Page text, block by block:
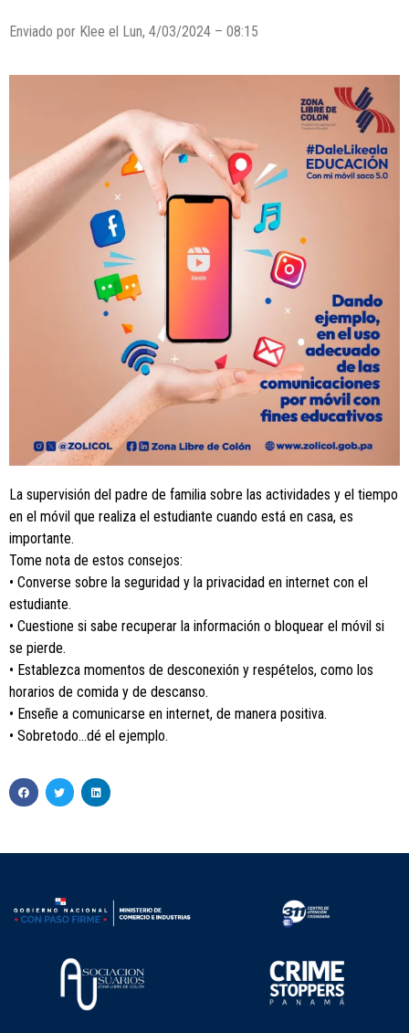
Enviado por Klee el Lun, 4/03/2024 – 08:15
La supervisión del padre de familia sobre las actividades y el tiempo
en el móvil que realiza el estudiante cuando está en casa, es
importante.
Tome nota de estos consejos:
• Converse sobre la seguridad y la privacidad en internet con el
estudiante.
• Cuestione si sabe recuperar la información o bloquear el móvil si
se pierde.
• Establezca momentos de desconexión y respételos, como los
horarios de comida y de descanso.
• Enseñe a comunicarse en internet, de manera positiva.
• Sobretodo…dé el ejemplo.